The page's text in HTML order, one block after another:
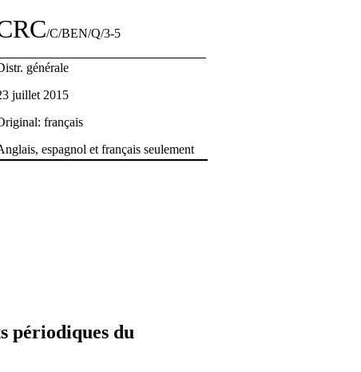
/C/BEN/Q/3-5
générale
juillet 2015
français
espagnol et français seulement
périodiques du